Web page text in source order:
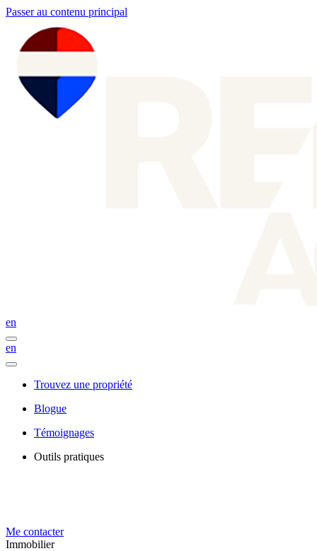
Passer au contenu principal
en
en
Trouvez une propriété
Blogue
Témoignages
Outils pratiques
Me contacter
Immobilier